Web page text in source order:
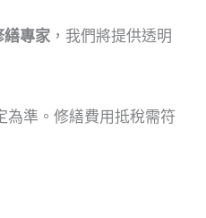
繕專家 ，我們將提供透明
準。修繕費用抵稅需符